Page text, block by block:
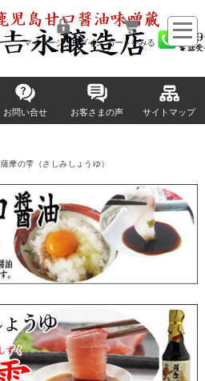
マイページへログイン カートをみる
お問い合せ お客さまの声 サイトマップ
薩摩の雫（さしみしょうゆ）